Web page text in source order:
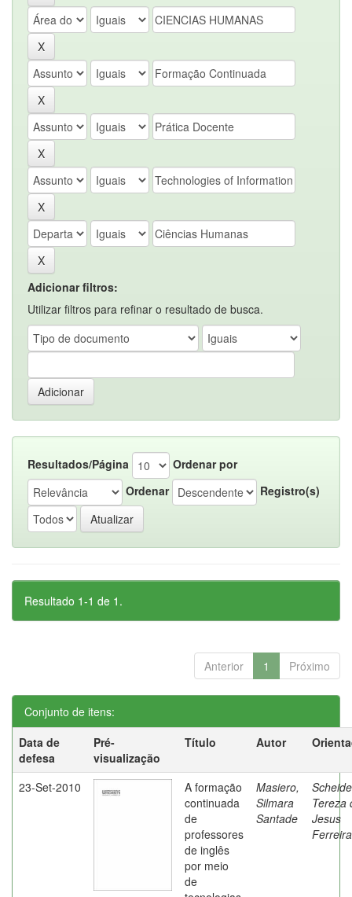
Adicionar filtros:
Utilizar filtros para refinar o resultado de busca.
Resultados/Página
Ordenar por
Ordenar
Registro(s)
Resultado 1-1 de 1.
Anterior 1 Próximo
Conjunto de itens:
Data de
defesa
Pré-
visualização
Título Autor
23-Set-2010
A formação
continuada
de
professores
de inglês
por meio
de
Masiero,
Silmara
Santade
Tereza
Jesus
Ferreira